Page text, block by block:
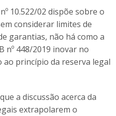
10.522/02 dispõe sobre o
considerar limites de
garantias, não há como a
nº 448/2019 inovar no
ao princípio da reserva legal
a discussão acerca da
extrapolarem o